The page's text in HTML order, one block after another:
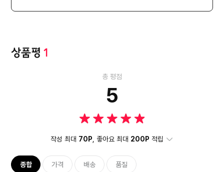
상품평 1
총 평점
5
작성 최대 70P , 좋아요 최대 200P 적립
종합 가격 배송 품질